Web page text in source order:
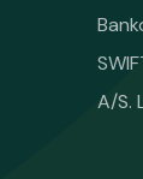
A/S.